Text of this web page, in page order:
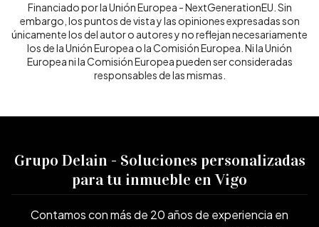
Financiado por la Unión Europea - NextGenerationEU. Sin
embargo, los puntos de vista y las opiniones expresadas son
únicamente los del autor o autores y no reflejan necesariamente
los de la Unión Europea o la Comisión Europea. Ni la Unión
Europea ni la Comisión Europea pueden ser consideradas
responsables de las mismas.
Grupo Delain - Soluciones personalizadas
para tu inmueble en Vigo
Contamos con más de 20 años de experiencia en